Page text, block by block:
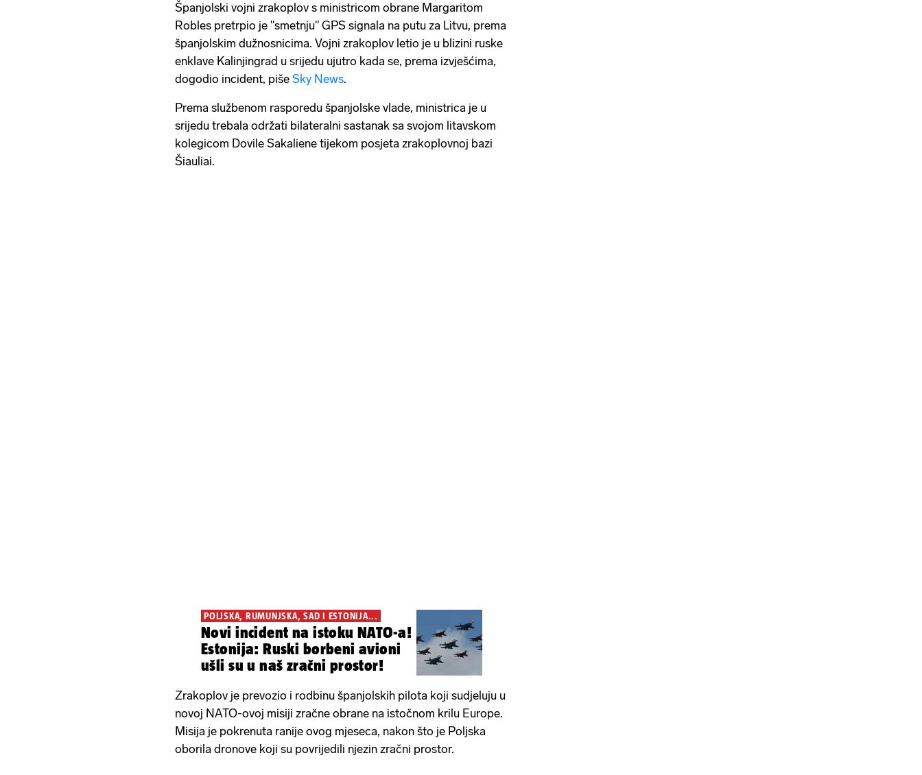
Španjolski vojni zrakoplov s ministricom obrane Margaritom
Robles pretrpio je "smetnju" GPS signala na putu za Litvu, prema
španjolskim dužnosnicima. Vojni zrakoplov letio je u blizini ruske
enklave Kalinjingrad u srijedu ujutro kada se, prema izvješćima,
dogodio incident, piše Sky News.
Prema službenom rasporedu španjolske vlade, ministrica je u
srijedu trebala održati bilateralni sastanak sa svojom litavskom
kolegicom Dovile Sakaliene tijekom posjeta zrakoplovnoj bazi
Šiauliai.
POLJSKA, RUMUNJSKA, SAD I ESTONIJA...
Novi incident na istoku NATO-a!
Estonija: Ruski borbeni avioni
ušli su u naš zračni prostor!
Zrakoplov je prevozio i rodbinu španjolskih pilota koji sudjeluju u
novoj NATO-ovoj misiji zračne obrane na istočnom krilu Europe.
Misija je pokrenuta ranije ovog mjeseca, nakon što je Poljska
oborila dronove koji su povrijedili njezin zračni prostor.